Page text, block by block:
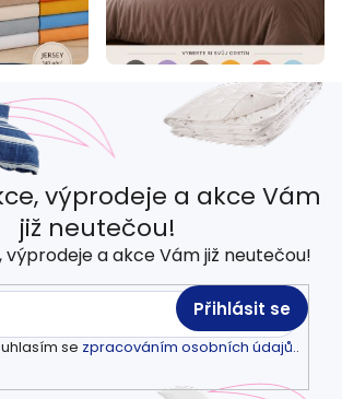
výprodeje a akce Vám
již neutečou!
výprodeje a akce Vám již neutečou!
se zpracováním osobních údajů..
Přihlásit se